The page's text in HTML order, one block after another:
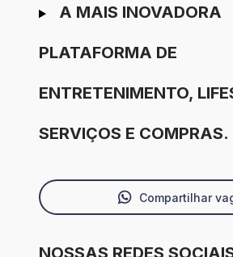
A MAIS INOVADORA
PLATAFORMA DE
ENTRETENIMENTO,
SERVIÇOS E COMPRAS.
Compartilhar